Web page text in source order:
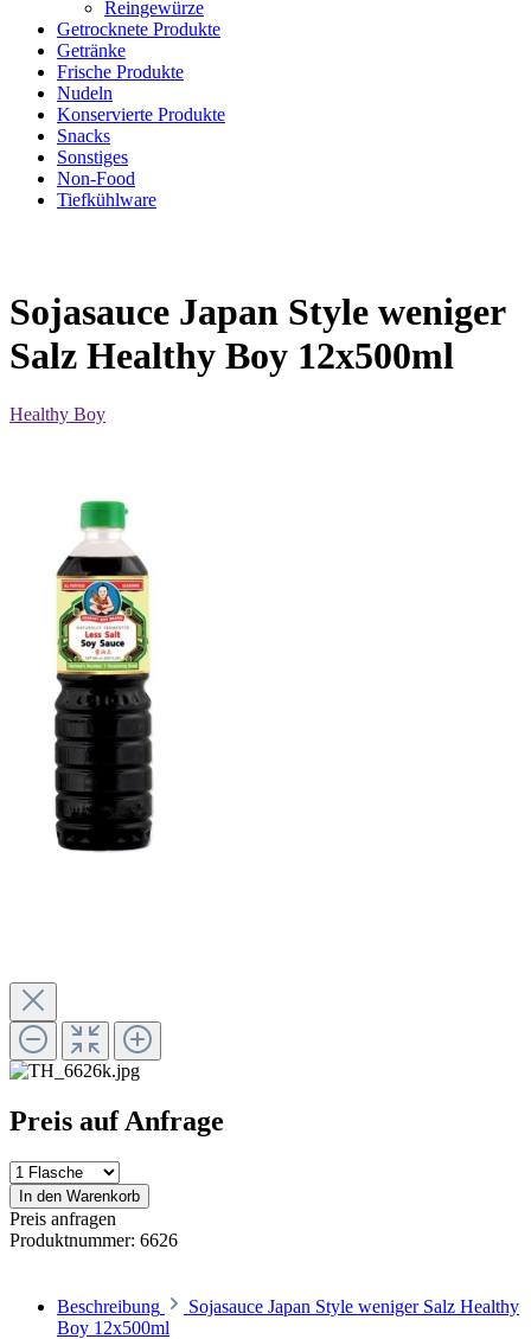
Reingewürze
Getrocknete Produkte
Getränke
Frische Produkte
Nudeln
Konservierte Produkte
Snacks
Sonstiges
Non-Food
Tiefkühlware
Sojasauce Japan Style weniger
Salz Healthy Boy 12x500ml
Healthy Boy
Preis auf Anfrage
In den Warenkorb
Preis anfragen
Produktnummer: 6626
Beschreibung
Sojasauce Japan Style weniger Salz Healthy
Boy 12x500ml